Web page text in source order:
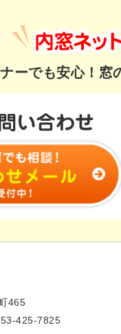
ーでも安心！ 窓
465
425-7825